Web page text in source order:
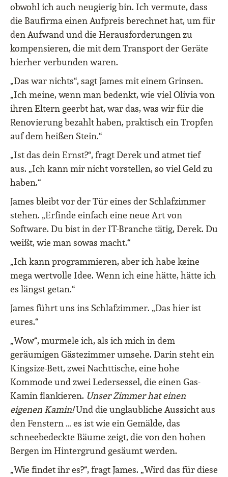
obwohl ich auch neugierig bin. Ich vermute, dass
die Baufirma einen Aufpreis berechnet hat, um für
den Aufwand und die Herausforderungen zu
kompensieren, die mit dem Transport der Geräte
hierher verbunden waren.
„Das war nichts“, sagt James mit einem Grinsen.
„Ich meine, wenn man bedenkt, wie viel Olivia von
ihren Eltern geerbt hat, war das, was wir für die
Renovierung bezahlt haben, praktisch ein Tropfen
auf dem heißen Stein.“
„Ist das dein Ernst?“, fragt Derek und atmet tief
aus. „Ich kann mir nicht vorstellen, so viel Geld zu
haben.“
James bleibt vor der Tür eines der Schlafzimmer
stehen. „Erfinde einfach eine neue Art von
Software. Du bist in der IT-Branche tätig, Derek. Du
weißt, wie man sowas macht.“
„Ich kann programmieren, aber ich habe keine
mega wertvolle Idee. Wenn ich eine hätte, hätte ich
es längst getan.“
James führt uns ins Schlafzimmer. „Das hier ist
eures.“
„Wow“, murmele ich, als ich mich in dem
geräumigen Gästezimmer umsehe. Darin steht ein
Kingsize-Bett, zwei Nachttische, eine hohe
Kommode und zwei Ledersessel, die einen Gas-
Kamin flankieren. Unser Zimmer hat einen
eigenen Kamin!Und die unglaubliche Aussicht aus
den Fenstern … es ist wie ein Gemälde, das
schneebedeckte Bäume zeigt, die von den hohen
Bergen im Hintergrund gesäumt werden.
„Wie findet ihr es?“, fragt James. „Wird das für diese